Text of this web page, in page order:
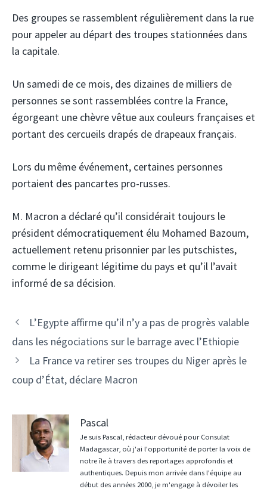
Des groupes se rassemblent régulièrement dans la rue
pour appeler au départ des troupes stationnées dans
la capitale.
Un samedi de ce mois, des dizaines de milliers de
personnes se sont rassemblées contre la France,
égorgeant une chèvre vêtue aux couleurs françaises et
portant des cercueils drapés de drapeaux français.
Lors du même événement, certaines personnes
portaient des pancartes pro-russes.
M. Macron a déclaré qu’il considérait toujours le
président démocratiquement élu Mohamed Bazoum,
actuellement retenu prisonnier par les putschistes,
comme le dirigeant légitime du pays et qu’il l’avait
informé de sa décision.
Navigation
des
L’Egypte affirme qu’il n’y a pas de progrès valable
dans les négociations sur le barrage avec l’Ethiopie
La France va retirer ses troupes du Niger après le
coup d’État, déclare Macron
Pascal
Je suis Pascal, rédacteur dévoué pour Consulat
Madagascar, où j'ai l'opportunité de porter la voix de
notre île à travers des reportages approfondis et
authentiques. Depuis mon arrivée dans l'équipe au
début des années 2000, je m'engage à dévoiler les